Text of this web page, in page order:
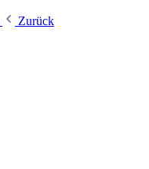
Zurück